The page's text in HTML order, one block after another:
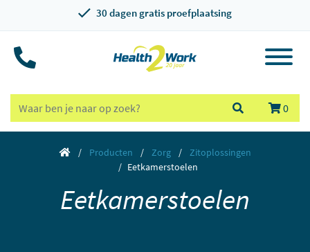
30 dagen gratis proefplaatsing
0
Producten Zorg
Zitoplossingen
Eetkamerstoelen
Eetkamerstoelen